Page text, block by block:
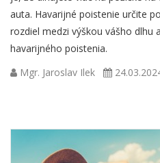
auta. Havarijné poistenie určite
rozdiel medzi výškou vášho dlhu
havarijného poistenia.
Mgr. Jaroslav Ilek